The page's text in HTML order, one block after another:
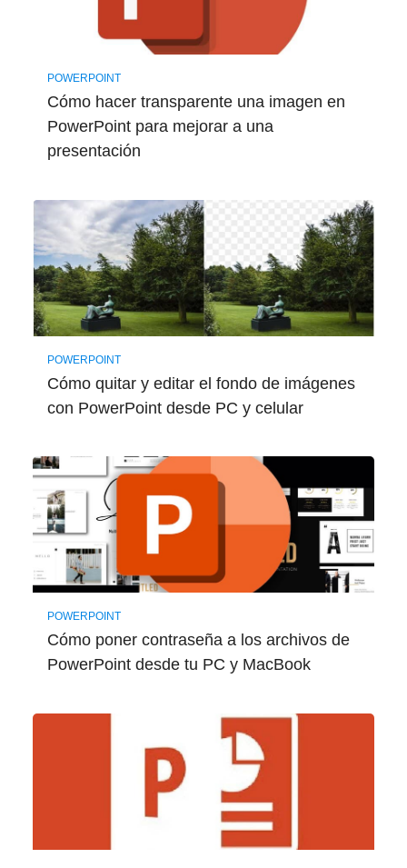
POWERPOINT
Cómo hacer transparente una imagen en
PowerPoint para mejorar a una
presentación
POWERPOINT
Cómo quitar y editar el fondo de imágenes
con PowerPoint desde PC y celular
POWERPOINT
Cómo poner contraseña a los archivos de
PowerPoint desde tu PC y MacBook